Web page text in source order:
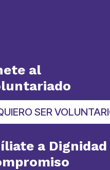
al
SER
a Dignidad